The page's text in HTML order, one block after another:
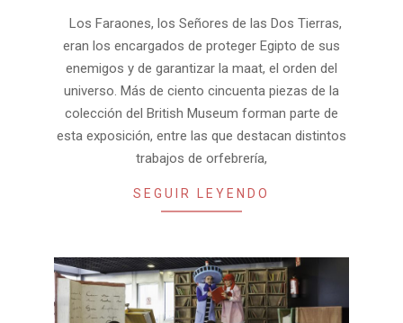
Los Faraones, los Señores de las Dos Tierras,
eran los encargados de proteger Egipto de sus
enemigos y de garantizar la maat, el orden del
universo. Más de ciento cincuenta piezas de la
colección del British Museum forman parte de
esta exposición, entre las que destacan distintos
trabajos de orfebrería,
SEGUIR LEYENDO